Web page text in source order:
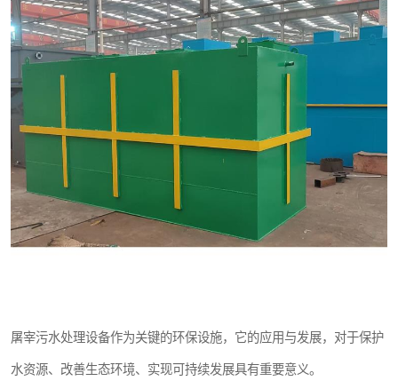
屠宰污水处理设备作为关键的环保设施，它的应用与发展，对于保护
水资源、改善生态环境、实现可持续发展具有重要意义。
医院辐射污水衰变池